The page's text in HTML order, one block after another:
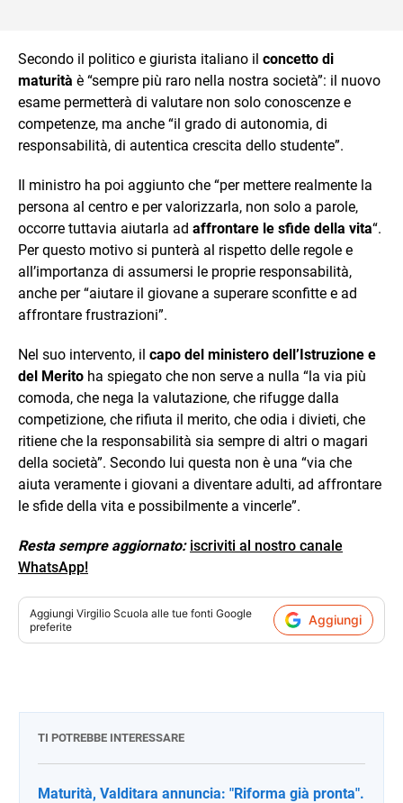
Secondo il politico e giurista italiano il concetto di
maturità è “sempre più raro nella nostra società”: il nuovo
esame permetterà di valutare non solo conoscenze e
competenze, ma anche “il grado di autonomia, di
responsabilità, di autentica crescita dello studente”.
Il ministro ha poi aggiunto che “per mettere realmente la
persona al centro e per valorizzarla, non solo a parole,
occorre tuttavia aiutarla ad affrontare le sfide della vita“.
Per questo motivo si punterà al rispetto delle regole e
all’importanza di assumersi le proprie responsabilità,
anche per “aiutare il giovane a superare sconfitte e ad
affrontare frustrazioni”.
Nel suo intervento, il capo del ministero dell’Istruzione e
del Merito ha spiegato che non serve a nulla “la via più
comoda, che nega la valutazione, che rifugge dalla
competizione, che rifiuta il merito, che odia i divieti, che
ritiene che la responsabilità sia sempre di altri o magari
della società”. Secondo lui questa non è una “via che
aiuta veramente i giovani a diventare adulti, ad affrontare
le sfide della vita e possibilmente a vincerle”.
Resta sempre aggiornato: iscriviti al nostro canale
WhatsApp!
Aggiungi Virgilio Scuola alle tue fonti Google
preferite
Aggiungi
TI POTREBBE INTERESSARE
Maturità, Valditara annuncia: "Riforma già pronta".